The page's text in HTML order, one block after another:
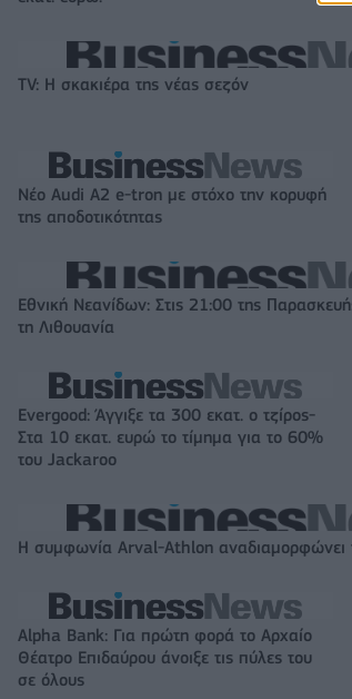
TV: Η σκακιέρα της νέας σεζόν
Νέο Audi A2 e-tron με στόχο την κορυφή
της αποδοτικότητας
Εθνική Νεανίδων: Στις 21:00 της
τη Λιθουανία
Evergood: Άγγιξε τα 300 εκατ. ο τζίρος-
Στα 10 εκατ. ευρώ το τίμημα για το 60%
του Jackaroo
Η συμφωνία Arval-Athlon αναδιαμορφώνει
Alpha Bank: Για πρώτη φορά το Αρχαίο
Θέατρο Επιδαύρου άνοιξε τις πύλες του
σε όλους